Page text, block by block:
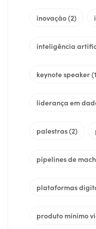
inovação(2)
inteligência
keynote speaker
liderança em
palestras(2)
pipelines de
plataformas
produto mínimo